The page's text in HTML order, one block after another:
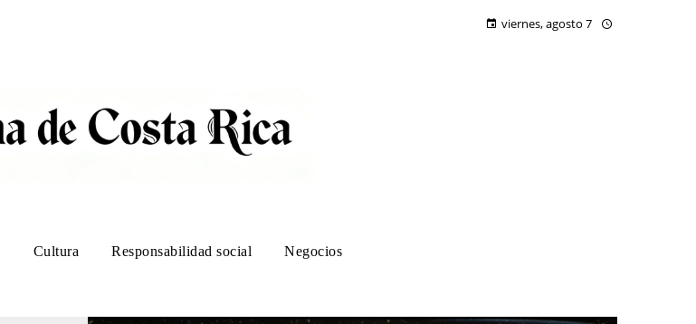
viernes, agosto 7
Cultura Responsabilidad social Negocios